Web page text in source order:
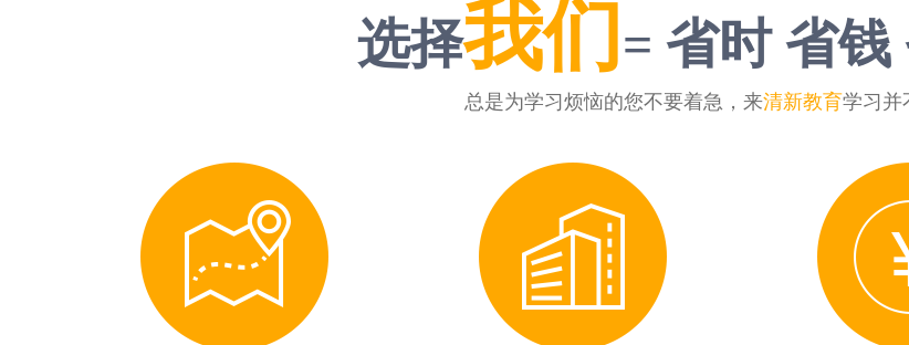
选择我们 = 省时 省钱
总是为学习烦恼的您不要着急，来清新教育学习并